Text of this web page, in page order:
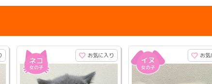
お気に入り お気